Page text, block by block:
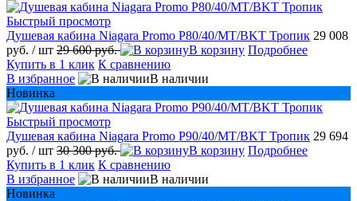
Быстрый просмотр
Душевая кабина Niagara Promo P80/40/MT/BKT Тропик 29 008
руб. / шт 29 600 руб. В корзину Подробнее
Купить в 1 клик К сравнению
В избранное
В наличии
Новинка
Быстрый просмотр
Душевая кабина Niagara Promo P90/40/MT/BKT Тропик 29 694
руб. / шт 30 300 руб. В корзину Подробнее
Купить в 1 клик К сравнению
В избранное
В наличии
Новинка